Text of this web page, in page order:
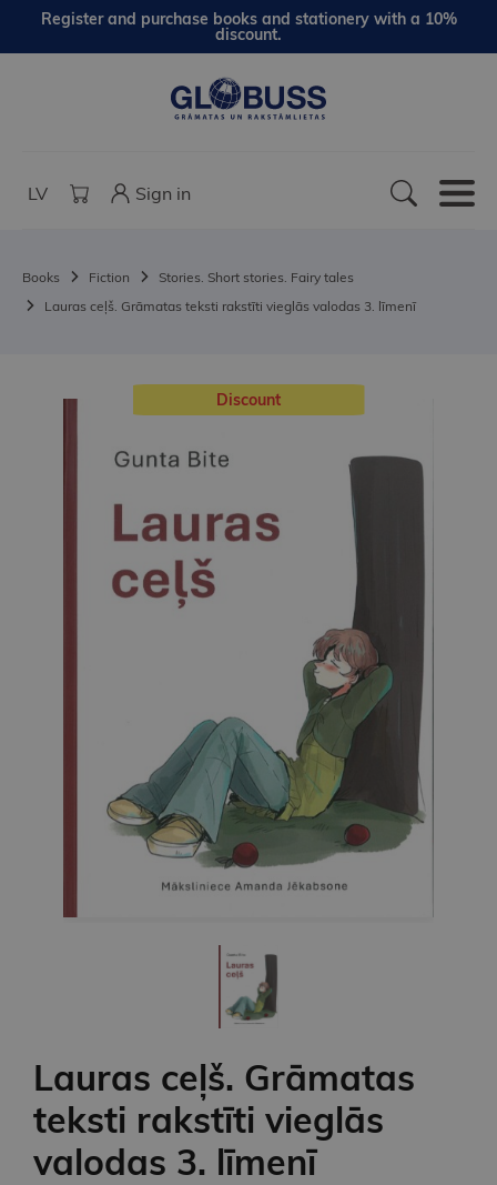
Register and purchase books and stationery with a 10%
discount.
LV Sign in
Books Fiction
Stories. Short stories. Fairy tales
Lauras ceļš. Grāmatas teksti rakstīti vieglās valodas 3. līmenī
Discount
Lauras ceļš. Grāmatas
teksti rakstīti vieglās
valodas 3. līmenī